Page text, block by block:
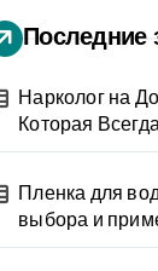
Последние
Нарколог на
Которая
Пленка для
выбора и